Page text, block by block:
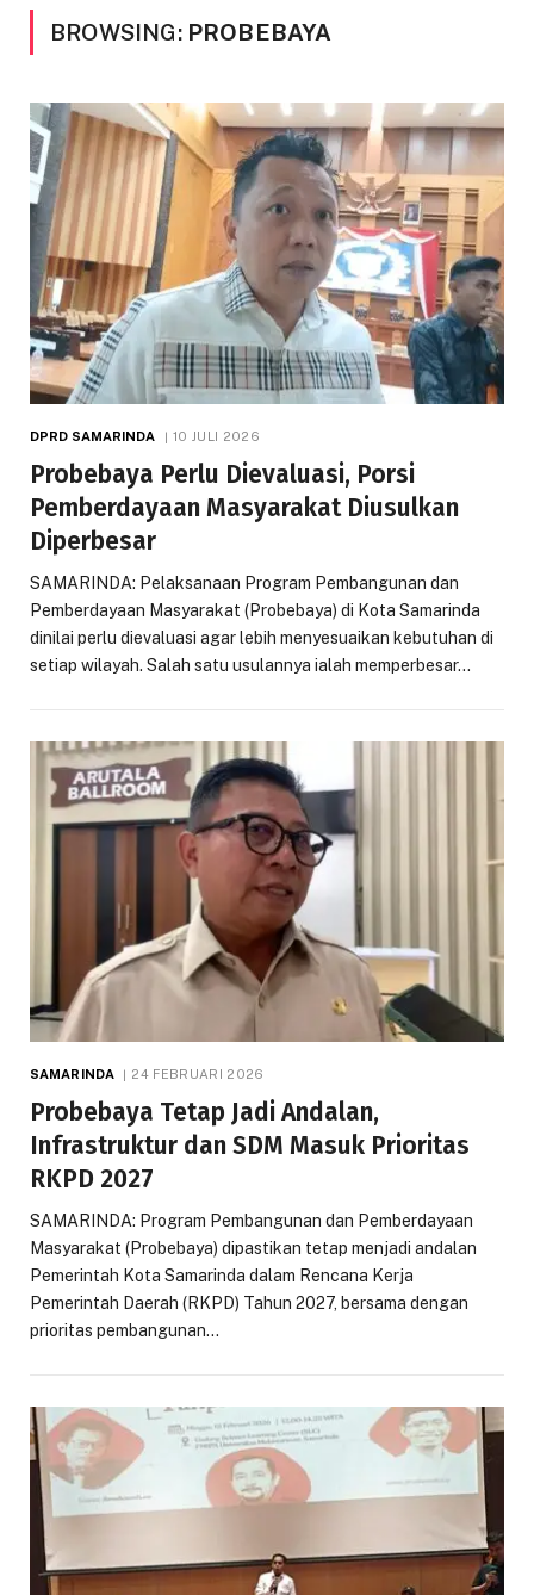
BROWSING: PROBEBAYA
DPRD SAMARINDA 10 JULI 2026
Probebaya Perlu Dievaluasi, Porsi
Pemberdayaan Masyarakat Diusulkan
Diperbesar
SAMARINDA: Pelaksanaan Program Pembangunan dan
Pemberdayaan Masyarakat (Probebaya) di Kota Samarinda
dinilai perlu dievaluasi agar lebih menyesuaikan kebutuhan di
setiap wilayah. Salah satu usulannya ialah memperbesar…
SAMARINDA 24 FEBRUARI 2026
Probebaya Tetap Jadi Andalan,
Infrastruktur dan SDM Masuk Prioritas
RKPD 2027
SAMARINDA: Program Pembangunan dan Pemberdayaan
Masyarakat (Probebaya) dipastikan tetap menjadi andalan
Pemerintah Kota Samarinda dalam Rencana Kerja
Pemerintah Daerah (RKPD) Tahun 2027, bersama dengan
prioritas pembangunan…